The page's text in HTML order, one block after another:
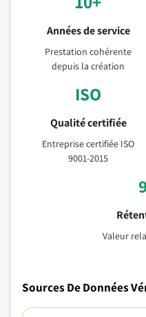
Années de service
Prestation cohérente
depuis la création
ISO
Qualité certifiée
Entreprise certifiée ISO
9001-2015
Valeur
Sources De Données